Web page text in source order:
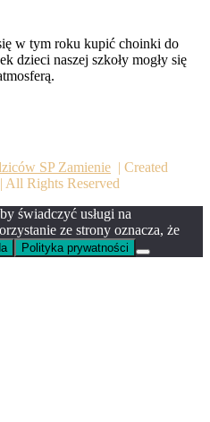
w tym roku kupić choinki do
dzieci naszej szkoły mogły się
SP Zamienie | Created
| All Rights Reserved
świadczyć usługi na
ze strony oznacza, że
Polityka prywatności